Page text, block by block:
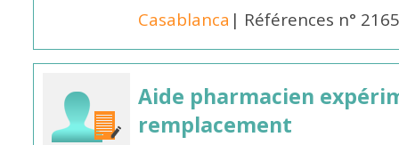
Casablanca | Références n°
Aide pharmacien
remplacement